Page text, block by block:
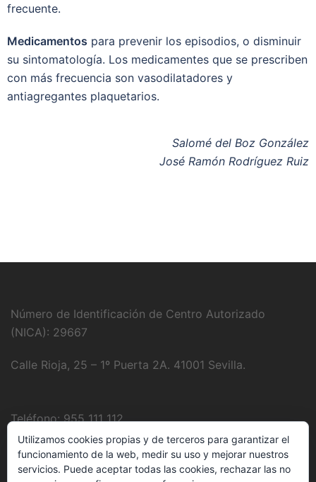
frecuente.
Medicamentos para prevenir los episodios, o disminuir
su sintomatología. Los medicamentes que se prescriben
con más frecuencia son vasodilatadores y
antiagregantes plaquetarios.
Salomé del Boz González
José Ramón Rodríguez Ruiz
Número de Identificación de Centro Autorizado
(NICA): 29667
Calle Rioja, 25 – 1º Puerta 2A. 41001 Sevilla.
Teléfono: 955 111 112
Fotografía:Juanjo Domínguez
Utilizamos cookies propias y de terceros para garantizar el
funcionamiento de la web, medir su uso y mejorar nuestros
servicios. Puede aceptar todas las cookies, rechazar las no